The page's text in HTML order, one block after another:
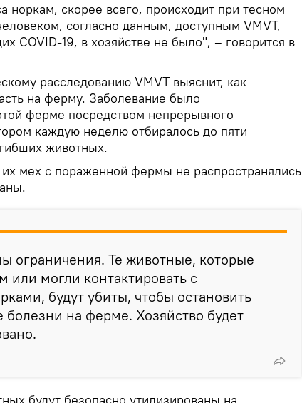
норкам, скорее всего, происходит при тесном
согласно данным, доступным VMVT,
COVID-19, в хозяйстве не было", – говорится в
расследованию VMVT выяснит, как
на ферму. Заболевание было
ферме посредством непрерывного
каждую неделю отбиралось до пяти
животных.
мех с пораженной фермы не распространялись
ограничения. Те животные, которые
или могли контактировать с
будут убиты, чтобы остановить
болезни на ферме. Хозяйство будет